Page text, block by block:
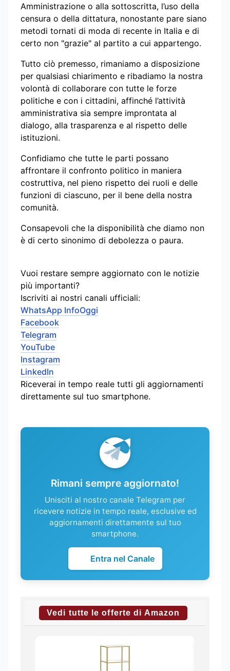
Amministrazione o alla sottoscritta, l’uso della
censura o della dittatura, nonostante pare siano
metodi tornati di moda di recente in Italia e di
certo non "grazie" al partito a cui appartengo.
Tutto ciò premesso, rimaniamo a disposizione
per qualsiasi chiarimento e ribadiamo la nostra
volontà di collaborare con tutte le forze
politiche e con i cittadini, affinché l’attività
amministrativa sia sempre improntata al
dialogo, alla trasparenza e al rispetto delle
istituzioni.
Confidiamo che tutte le parti possano
affrontare il confronto politico in maniera
costruttiva, nel pieno rispetto dei ruoli e delle
funzioni di ciascuno, per il bene della nostra
comunità.
Consapevoli che la disponibilità che diamo non
è di certo sinonimo di debolezza o paura.
Vuoi restare sempre aggiornato con le notizie
più importanti?
Iscriviti ai nostri canali ufficiali:
WhatsApp InfoOggi
Facebook
Telegram
YouTube
Instagram
LinkedIn
Riceverai in tempo reale tutti gli aggiornamenti
direttamente sul tuo smartphone.
Rimani sempre aggiornato!
Unisciti al nostro canale Telegram per
ricevere notizie in tempo reale, esclusive ed
aggiornamenti direttamente sul tuo
smartphone.
Entra nel Canale